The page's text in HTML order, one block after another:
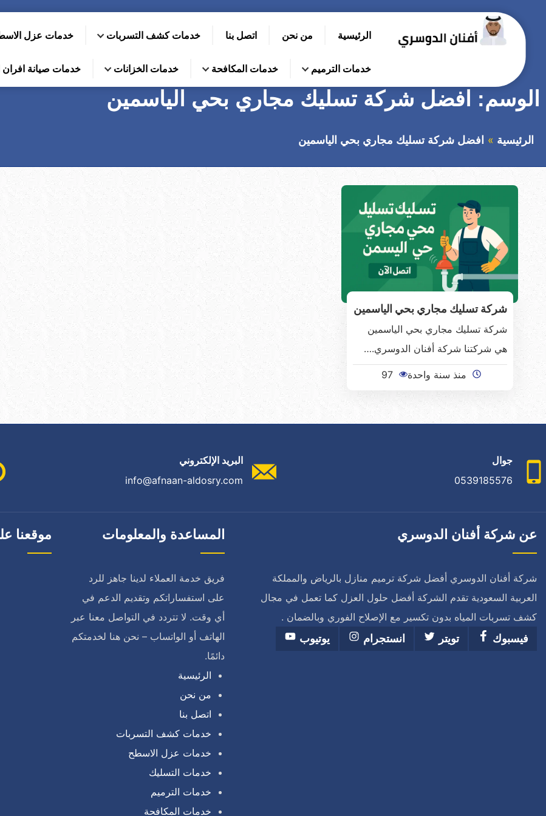
الرئيسية من نحن اتصل بنا خدمات كشف التسربات خدمات عزل
خدمات الترميم خدمات المكافحة خدمات الخزانات خدمات صيانة افران
الوسم: افضل شركة تسليك مجاري بحي الياسمين
الرئيسية افضل شركة تسليك مجاري بحي الياسمين
شركة تسليك مجاري بحي الياسمين
شركة تسليك مجاري بحي الياسمين
هي شركتنا شركة أفنان الدوسري.…
منذ سنة واحدة 97
جوال
0539185576
البريد الإلكتروني
info@afnaan-aldosry.com
عن شركة أفنان الدوسري
شركة أفنان الدوسري أفضل شركة ترميم منازل بالرياض والمملكة
العربية السعودية تقدم الشركة أفضل حلول العزل كما تعمل في مجال
كشف تسربات المياه بدون تكسير مع الإصلاح الفوري وبالضمان .
فيسبوك
تويتر انستجرام يوتيوب
المساعدة والمعلومات
فريق خدمة العملاء لدينا جاهز للرد
على استفساراتكم وتقديم الدعم في
أي وقت. لا تتردد في التواصل معنا عبر
الهاتف أو الواتساب – نحن هنا لخدمتكم
دائمًا.
الرئيسية
من نحن
اتصل بنا
خدمات كشف التسربات
خدمات عزل الاسطح
خدمات التسليك
خدمات الترميم
خدمات المكافحة
موقعنا